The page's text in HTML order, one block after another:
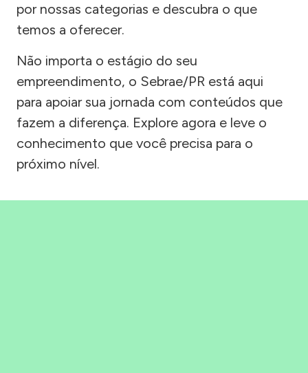
por nossas categorias e descubra o que
temos a oferecer.
Não importa o estágio do seu
empreendimento, o Sebrae/PR está aqui
para apoiar sua jornada com conteúdos que
fazem a diferença. Explore agora e leve o
conhecimento que você precisa para o
próximo nível.